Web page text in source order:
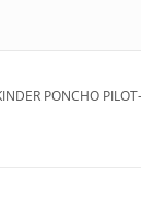
PONCHO